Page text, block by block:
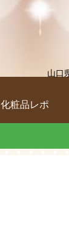
山口
化粧品レポ